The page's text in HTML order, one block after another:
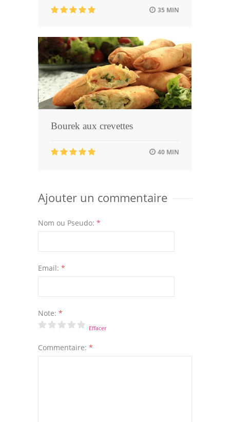
35 MIN
Bourek aux crevettes
40 MIN
Ajouter un commentaire
Nom ou Pseudo: *
Email: *
Note: *
Effacer
Commentaire: *